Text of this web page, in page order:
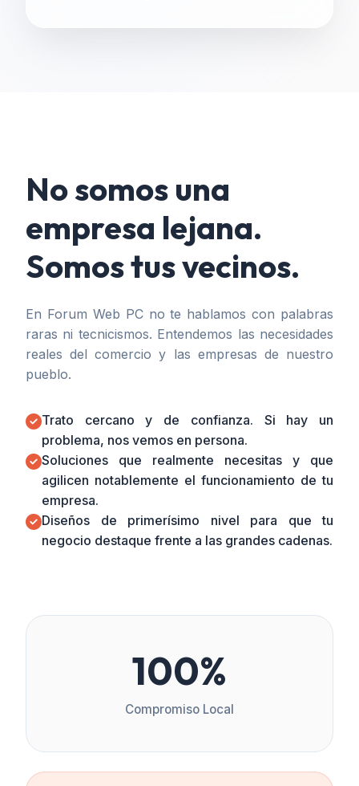
No somos una
empresa lejana.
Somos tus vecinos.
En Forum Web PC no te hablamos con palabras
raras ni tecnicismos. Entendemos las necesidades
reales del comercio y las empresas de nuestro
pueblo.
Trato cercano y de confianza. Si hay un
problema, nos vemos en persona.
Soluciones que realmente necesitas y que
agilicen notablemente el funcionamiento de tu
empresa.
Diseños de primerísimo nivel para que tu
negocio destaque frente a las grandes cadenas.
100%
Compromiso Local